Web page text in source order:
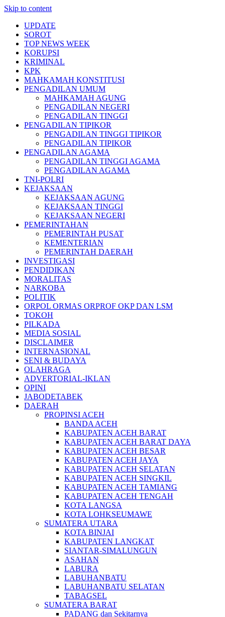
Skip to content
UPDATE
SOROT
TOP NEWS WEEK
KORUPSI
KRIMINAL
KPK
MAHKAMAH KONSTITUSI
PENGADILAN UMUM
MAHKAMAH AGUNG
PENGADILAN NEGERI
PENGADILAN TINGGI
PENGADILAN TIPIKOR
PENGADILAN TINGGI TIPIKOR
PENGADILAN TIPIKOR
PENGADILAN AGAMA
PENGADILAN TINGGI AGAMA
PENGADILAN AGAMA
TNI-POLRI
KEJAKSAAN
KEJAKSAAN AGUNG
KEJAKSAAN TINGGI
KEJAKSAAN NEGERI
PEMERINTAHAN
PEMERINTAH PUSAT
KEMENTERIAN
PEMERINTAH DAERAH
INVESTIGASI
PENDIDIKAN
MORALITAS
NARKOBA
POLITIK
ORPOL ORMAS ORPROF OKP DAN LSM
TOKOH
PILKADA
MEDIA SOSIAL
DISCLAIMER
INTERNASIONAL
SENI & BUDAYA
OLAHRAGA
ADVERTORIAL-IKLAN
OPINI
JABODETABEK
DAERAH
PROPINSI ACEH
BANDA ACEH
KABUPATEN ACEH BARAT
KABUPATEN ACEH BARAT DAYA
KABUPATEN ACEH BESAR
KABUPATEN ACEH JAYA
KABUPATEN ACEH SELATAN
KABUPATEN ACEH SINGKIL
KABUPATEN ACEH TAMIANG
KABUPATEN ACEH TENGAH
KOTA LANGSA
KOTA LOHKSEUMAWE
SUMATERA UTARA
KOTA BINJAI
KABUPATEN LANGKAT
SIANTAR-SIMALUNGUN
ASAHAN
LABURA
LABUHANBATU
LABUHANBATU SELATAN
TABAGSEL
SUMATERA BARAT
PADANG dan Sekitarnya